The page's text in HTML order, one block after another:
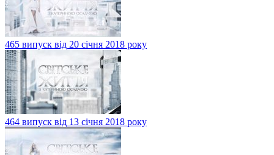
465 випуск від 20 січня 2018 року
464 випуск від 13 січня 2018 року